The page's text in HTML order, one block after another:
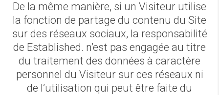
De la même manière, si un Visiteur utilise
la fonction de partage du contenu du Site
sur des réseaux sociaux, la responsabilité
de Established. n’est pas engagée au titre
du traitement des données à caractère
personnel du Visiteur sur ces réseaux ni
de l’utilisation qui peut être faite du